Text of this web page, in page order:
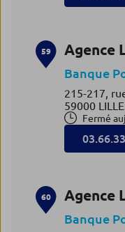
59 Agence
Banque
215-217,
59000 LILLE
Fermé
60 Agence
Banque